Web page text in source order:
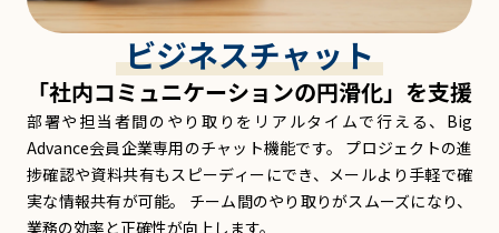
ビジネスチャット
「社内コミュニケーションの円滑化」を支援
部署や担当者間のやり取りをリアルタイムで行える、Big
Advance会員企業専用のチャット機能です。 プロジェクトの進
捗確認や資料共有もスピーディーにでき、メールより手軽で確
実な情報共有が可能。 チーム間のやり取りがスムーズになり、
業務の効率と正確性が向上します。